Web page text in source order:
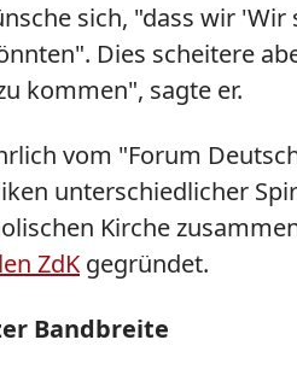
sich, "dass wir
Dies scheitere
kommen", sagte er.
vom "Forum
unterschiedlicher
Kirche
ZdK gegründet.
Bandbreite